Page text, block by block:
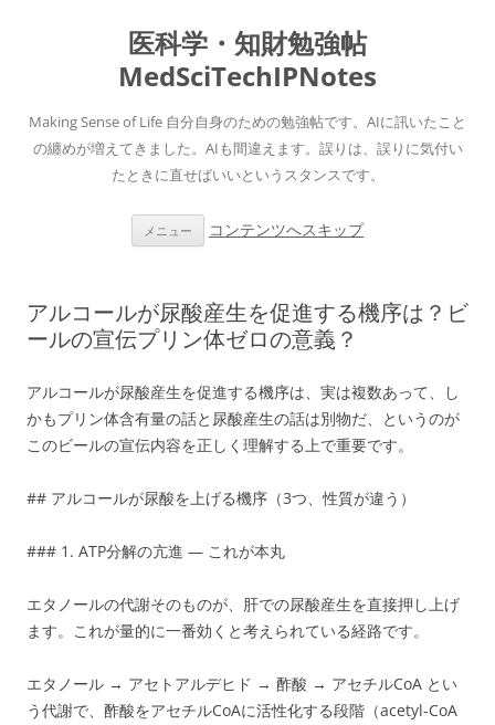
医科学・知財勉強帖
MedSciTechIPNotes
Making Sense of Life 自分自身のための勉強帖です。AIに訊いたこと
の纏めが増えてきました。AIも間違えます。誤りは、誤りに気付い
たときに直せばいいというスタンスです。
メニュー コンテンツへスキップ
アルコールが尿酸産生を促進する機序は？ビ
ールの宣伝プリン体ゼロの意義？
アルコールが尿酸産生を促進する機序は、実は複数あって、し
かもプリン体含有量の話と尿酸産生の話は別物だ、というのが
このビールの宣伝内容を正しく理解する上で重要です。
## アルコールが尿酸を上げる機序（3つ、性質が違う）
### 1. ATP分解の亢進 — これが本丸
エタノールの代謝そのものが、肝での尿酸産生を直接押し上げ
ます。これが量的に一番効くと考えられている経路です。
エタノール → アセトアルデヒド → 酢酸 → アセチルCoA とい
う代謝で、酢酸をアセチルCoAに活性化する段階（acetyl-CoA